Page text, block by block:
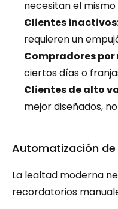
necesitan el
Clientes
requieren un
Compradores
ciertos días o
Clientes de alto
mejor diseñados,
Automatización
La lealtad moderna
recordatorios